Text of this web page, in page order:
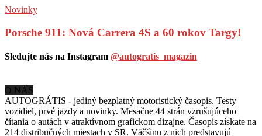
Novinky
Porsche 911: Nová Carrera 4S a 60 rokov Targy!
Sledujte nás na Instagram @autogratis_magazin
O NÁS
AUTOGRÁTIS - jediný bezplatný motoristický časopis. Testy
vozidiel, prvé jazdy a novinky. Mesačne 44 strán vzrušujúceho
čítania o autách v atraktívnom grafickom dizajne. Časopis získate na
214 distribučných miestach v SR. Väčšinu z nich predstavujú